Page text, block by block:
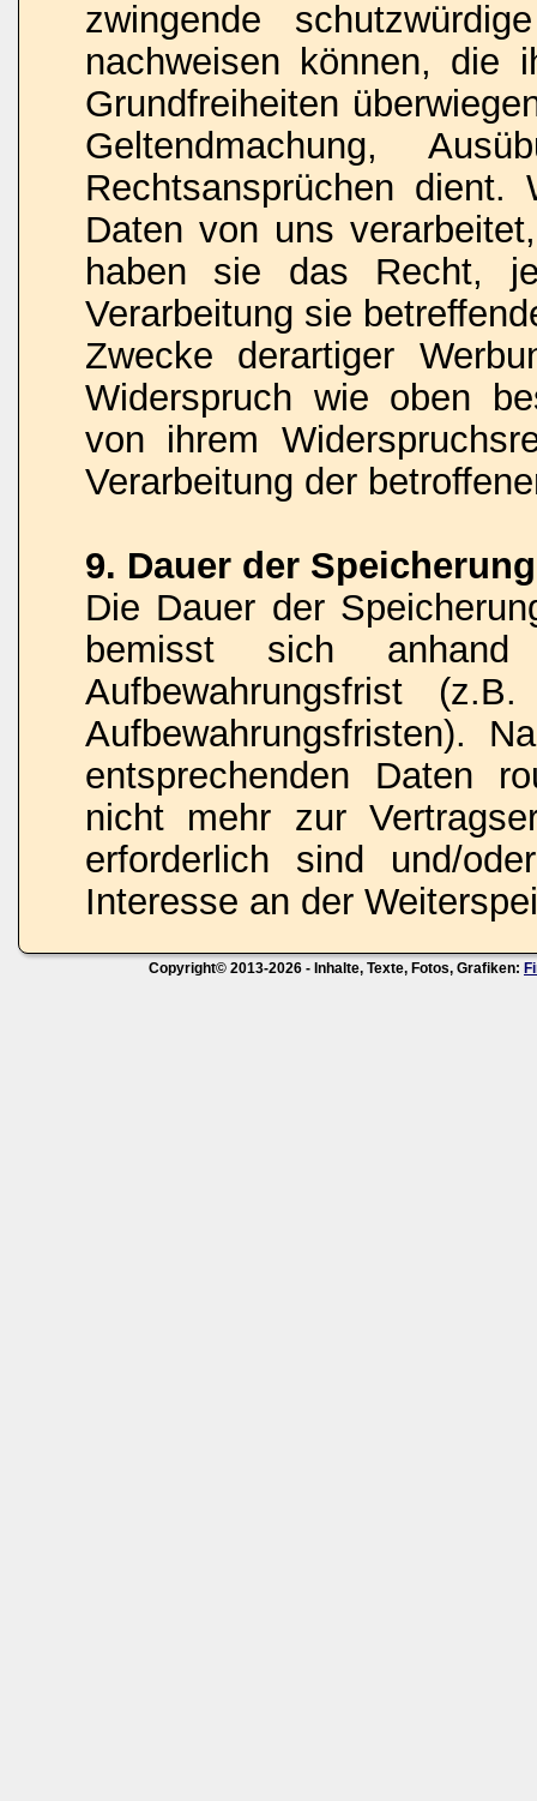
zwingende
nachweisen können, die
Grundfreiheiten
Geltendmachung,
Rechtsansprüchen dient.
Daten von uns
haben sie das Recht,
Verarbeitung sie
Zwecke derartiger
Widerspruch wie oben
von ihrem
Verarbeitung der
9. Dauer der
Die Dauer der
bemisst sich anhand
Aufbewahrungsfrist
Aufbewahrungsfristen).
entsprechenden Daten
nicht mehr zur
erforderlich sind und/
Interesse an der
Copyright© 2013-2026 - Inhalte, Texte, Fotos, Grafiken: